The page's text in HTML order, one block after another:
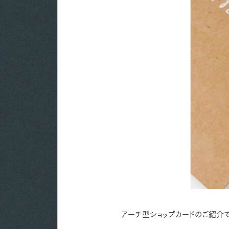
アーチ型ショップカードのご紹介